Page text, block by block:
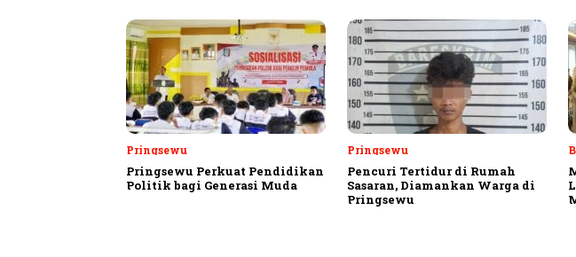
Pringsewu
Pringsewu Perkuat Pendidikan
Politik bagi Generasi Muda
Pringsewu
Pencuri Tertidur di Rumah
Sasaran, Diamankan Warga di
Pringsewu